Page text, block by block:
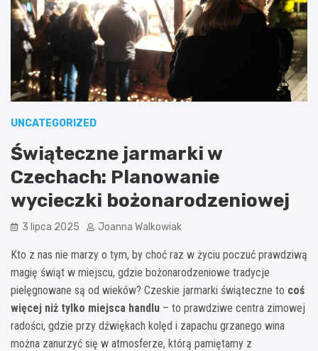
UNCATEGORIZED
Świąteczne jarmarki w
Czechach: Planowanie
wycieczki bożonarodzeniowej
3 lipca 2025 Joanna Walkowiak
Kto z nas nie marzy o tym, by choć raz w życiu poczuć prawdziwą
magię świąt w miejscu, gdzie bożonarodzeniowe tradycje
pielęgnowane są od wieków? Czeskie jarmarki świąteczne to coś
więcej niż tylko miejsca handlu – to prawdziwe centra zimowej
radości, gdzie przy dźwiękach kolęd i zapachu grzanego wina
można zanurzyć się w atmosferze, którą pamiętamy z